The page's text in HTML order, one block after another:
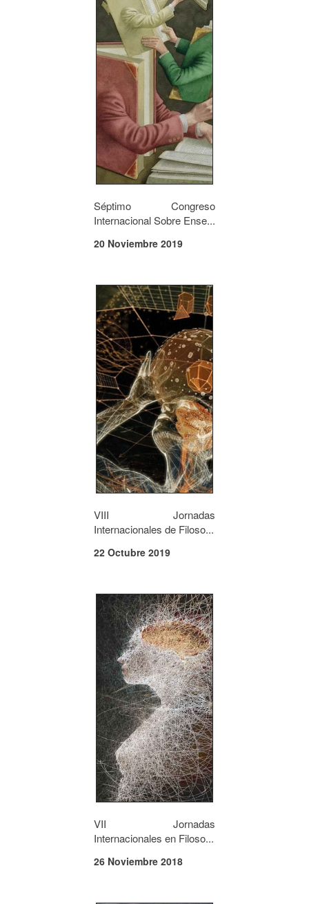
Séptimo Congreso
Internacional Sobre Ense...
20 Noviembre 2019
VIII Jornadas
Internacionales de Filoso...
22 Octubre 2019
VII Jornadas
Internacionales en Filoso...
26 Noviembre 2018